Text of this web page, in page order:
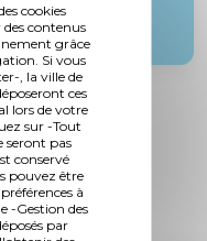
cookies
contenus
grâce
Si vous
, la ville de
ces
lors de votre
sur -Tout
seront pas
conservé
pouvez être
à
-Gestion des
par